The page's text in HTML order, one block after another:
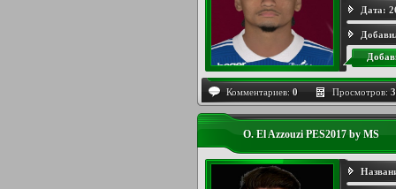
Дата:
Комментариев: 0 Просмотров:
O. El Azzouzi PES2017 by MS